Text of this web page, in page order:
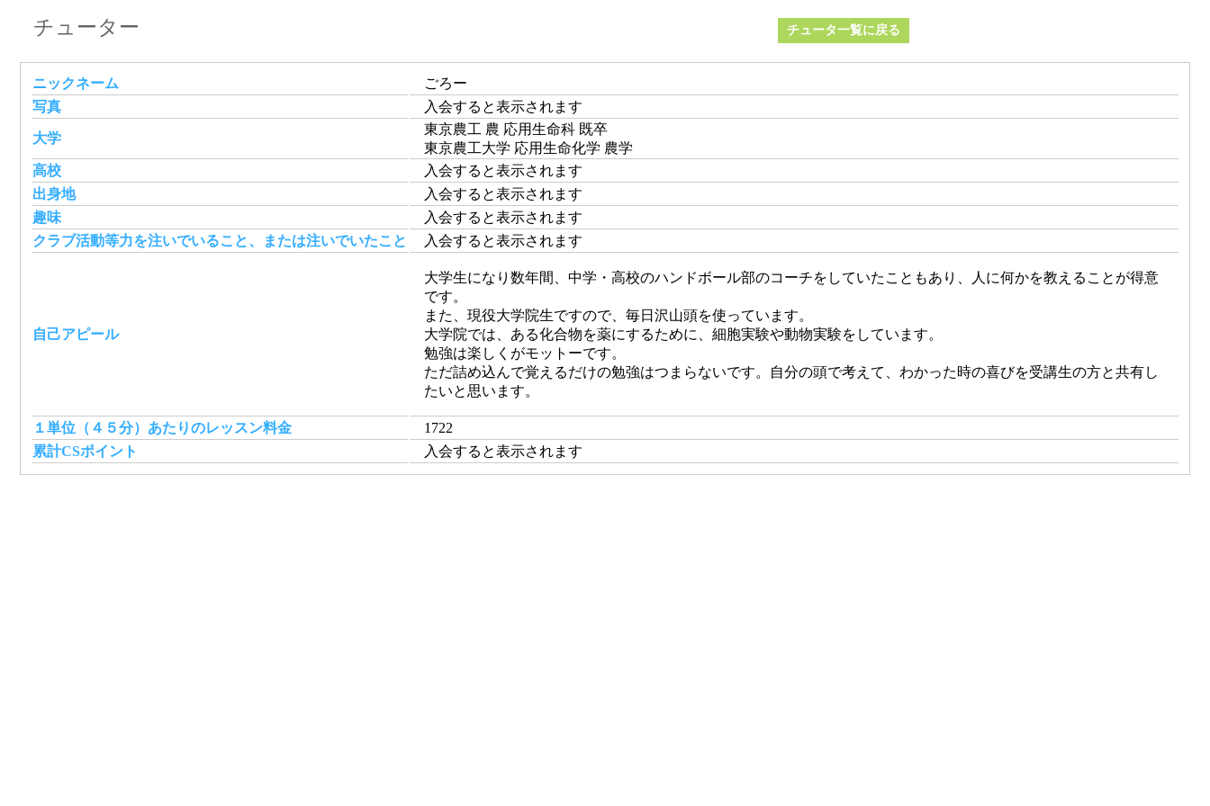
チューター チュータ一覧に戻る
ニックネーム
ごろー
写真
入会すると表示されます
大学
東京農工 農 応用生命科 既卒
東京農工大学 応用生命化学 農学
高校
入会すると表示されます
出身地
入会すると表示されます
趣味
入会すると表示されます
クラブ活動等力を注いでいること、または注いでいたこと
入会すると表示されます
自己アピール
大学生になり数年間、中学・高校のハンドボール部のコーチをしていたこともあり、人に何かを教えることが得意
です。
また、現役大学院生ですので、毎日沢山頭を使っています。
大学院では、ある化合物を薬にするために、細胞実験や動物実験をしています。
勉強は楽しくがモットーです。
ただ詰め込んで覚えるだけの勉強はつまらないです。自分の頭で考えて、わかった時の喜びを受講生の方と共有し
たいと思います。
１単位（４５分）あたりのレッスン料金
1722
累計CSポイント
入会すると表示されます